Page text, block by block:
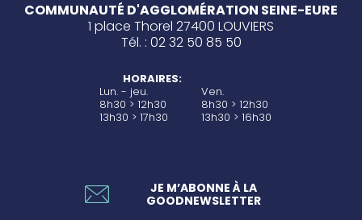
COMMUNAUTÉ D'AGGLOMÉRATION SEINE-EURE
1 place Thorel 27400 LOUVIERS
Tél. : 02 32 50 85 50
HORAIRES:
Lun. - jeu.
8h30 > 12h30
13h30 > 17h30
Ven.
8h30 > 12h30
13h30 > 16h30
JE M’ABONNE À LA
GOODNEWSLETTER